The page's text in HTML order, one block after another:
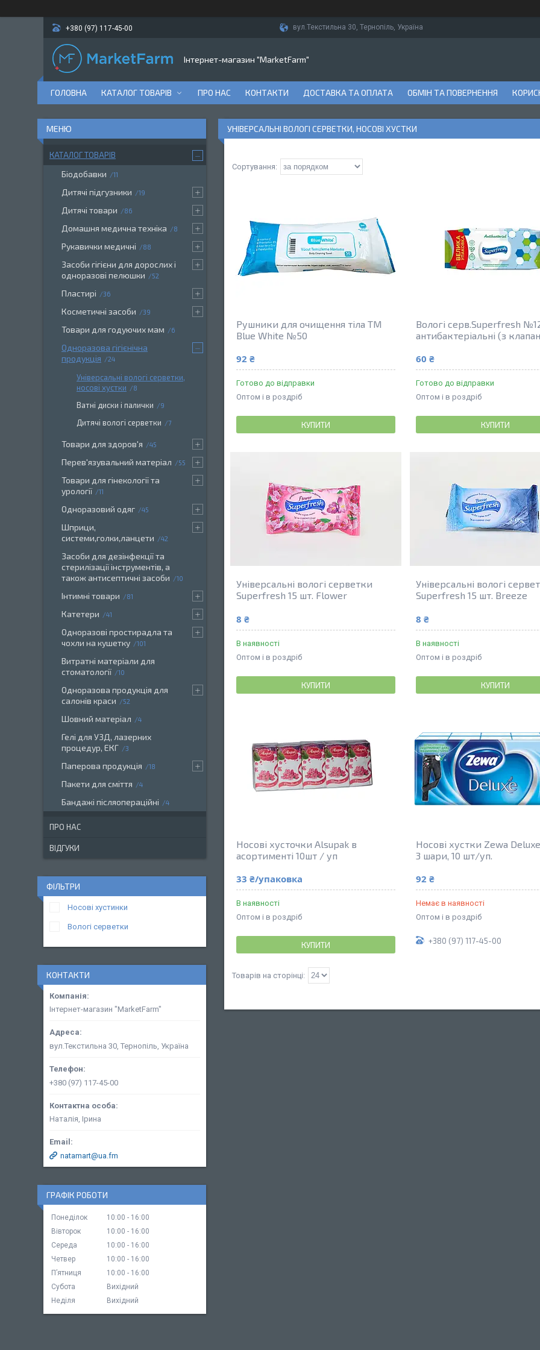
+380 (97) 117-45-00 вул.Текстильна 30, Тернопіль, Україна
Інтернет-магазин "MarketFarm"
ГОЛОВНА КАТАЛОГ ТОВАРІВ ПРО НАС КОНТАКТИ ДОСТАВКА ТА ОПЛАТА ОБМІН ТА ПОВЕРНЕННЯ
УНІВЕРСАЛЬНІ ВОЛОГІ СЕРВЕТКИ, НОСОВІ ХУСТКИ
Рушники для очищення тіла ТМ
Blue White №50
92 ₴
Готово до відправки
Оптом і в роздріб
КУПИТИ
Вологі серв.Superfresh
антибактеріальні (з
60 ₴
Готово до відправки
Оптом і в роздріб
КУПИТИ
Універсальні вологі серветки
Superfresh 15 шт. Flower
8 ₴
В наявності
Оптом і в роздріб
КУПИТИ
Універсальні вологі
Superfresh 15 шт. Breeze
8 ₴
В наявності
Оптом і в роздріб
КУПИТИ
Носові хусточки Alsupak в
асортименті 10шт / уп
33 ₴/упаковка
В наявності
Оптом і в роздріб
КУПИТИ
Носові хустки Zewa
3 шари, 10 шт/уп.
92 ₴
Немає в наявності
Оптом і в роздріб
+380 (97) 117-45-00
КАТАЛОГ ТОВАРІВ
Біодобавки 11
Дитячі підгузники 19
Дитячі товари 86
Домашня медична техніка 8
Рукавички медичні 88
Засоби гігієни для дорослих і
одноразові пелюшки
52
Пластирі 36
Косметичні засоби 39
Товари для годуючих мам 6
Одноразова гігієнічна
продукція
24
Універсальні вологі серветки,
носові хустки
8
Ватні диски і палички 9
Дитячі вологі серветки 7
Товари для здоров'я 45
Перев'язувальний матеріал 55
Товари для гінекології та
урології
11
Одноразовий одяг 45
Шприци,
системи,голки,ланцети
42
Засоби для дезінфекції та
стерилізації інструментів, а
також антисептичні засоби
10
Інтимні товари 81
Катетери 41
Одноразові простирадла та
чохли на кушетку
101
Витратні матеріали для
стоматології
10
Одноразова продукція для
салонів краси
52
Шовний матеріал 4
Гелі для УЗД, лазерних
процедур, ЕКГ
3
Паперова продукція 18
Пакети для сміття 4
Бандажі післяопераційні 4
ПРО НАС
ВІДГУКИ
ФІЛЬТРИ
Носові хустинки
Вологі серветки
КОНТАКТИ
Інтернет-магазин "MarketFarm"
вул.Текстильна 30, Тернопіль, Україна
+380 (97) 117-45-00
Наталія, Ірина
natamart@ua.fm
ГРАФІК РОБОТИ
Понеділок 10:00
16:00
Вівторок
10:00
16:00
Середа
10:00
16:00
Четвер
10:00
16:00
Пʼятниця
10:00
16:00
Субота
Вихідний
Неділя
Вихідний